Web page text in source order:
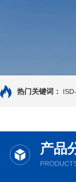
热门关键词：
产品